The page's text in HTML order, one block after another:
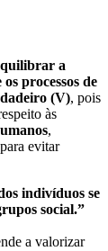
a
processos de
(V), pois
às
,
evitar
indivíduos se
social.”
a valorizar